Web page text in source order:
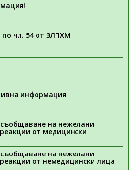
чл. 54 от ЗЛПХМ
информация
на нежелани
от медицински
на нежелани
от немедицински лица